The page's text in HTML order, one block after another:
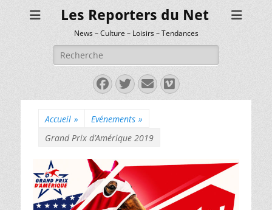
Les Reporters du Net
News – Culture – Loisirs – Tendances
Rechercher :
Facebook
Twitter
E-
mail
Vimeo
Accueil » Evénements »
Grand Prix d’Amérique 2019